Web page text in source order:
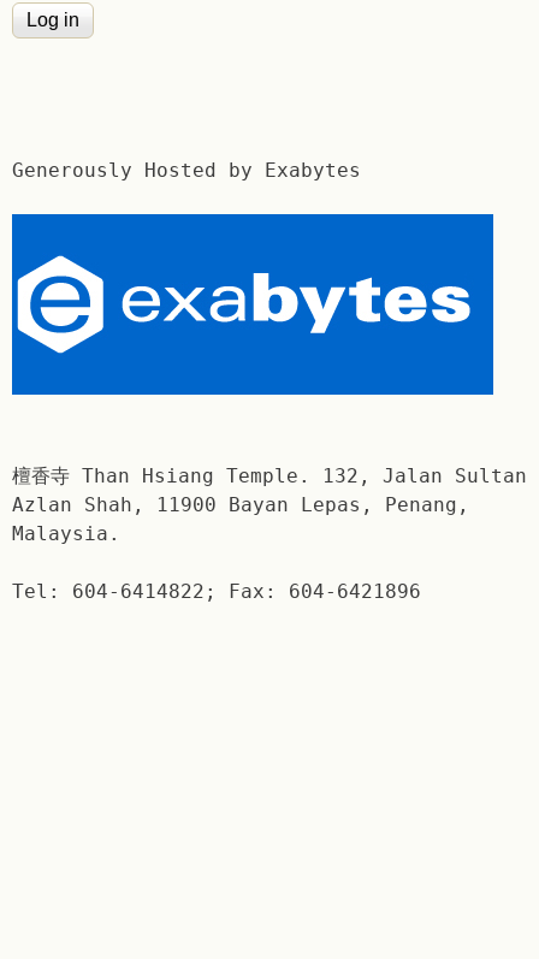
Generously Hosted by Exabytes
檀香寺 Than Hsiang Temple. 132, Jalan Sultan
Azlan Shah, 11900 Bayan Lepas, Penang,
Malaysia.
Tel: 604-6414822; Fax: 604-6421896